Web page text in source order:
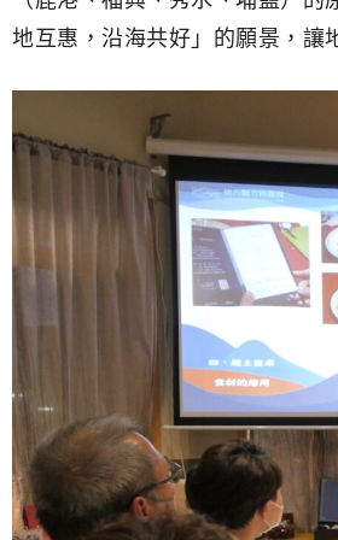
地互惠，沿海共好」的願景，讓